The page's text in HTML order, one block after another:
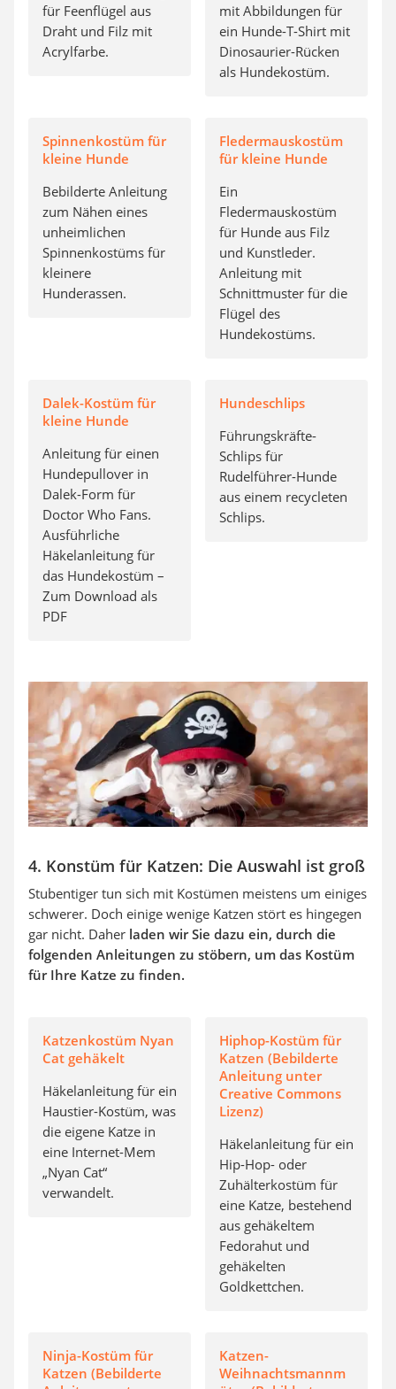
für Feenflügel aus
Draht und Filz mit
Acrylfarbe.
mit Abbildungen für
ein Hunde-T-Shirt mit
Dinosaurier-Rücken
als Hundekostüm.
Spinnenkostüm für
kleine Hunde
Bebilderte Anleitung
zum Nähen eines
unheimlichen
Spinnenkostüms für
kleinere
Hunderassen.
Fledermauskostüm
für kleine Hunde
Ein
Fledermauskostüm
für Hunde aus Filz
und Kunstleder.
Anleitung mit
Schnittmuster für die
Flügel des
Hundekostüms.
Dalek-Kostüm für
kleine Hunde
Anleitung für einen
Hundepullover in
Dalek-Form für
Doctor Who Fans.
Ausführliche
Häkelanleitung für
das Hundekostüm –
Zum Download als
PDF
Hundeschlips
Führungskräfte-
Schlips für
Rudelführer-Hunde
aus einem recycleten
Schlips.
4. Konstüm für Katzen: Die Auswahl ist groß
Stubentiger tun sich mit Kostümen meistens um einiges
schwerer. Doch einige wenige Katzen stört es hingegen
gar nicht. Daher laden wir Sie dazu ein, durch die
folgenden Anleitungen zu stöbern, um das Kostüm
für Ihre Katze zu finden.
Katzenkostüm Nyan
Cat gehäkelt
Häkelanleitung für ein
Haustier-Kostüm, was
die eigene Katze in
eine Internet-Mem
„Nyan Cat“
verwandelt.
Hiphop-Kostüm für
Katzen (Bebilderte
Anleitung unter
Creative Commons
Lizenz)
Häkelanleitung für ein
Hip-Hop- oder
Zuhälterkostüm für
eine Katze, bestehend
aus gehäkeltem
Fedorahut und
gehäkelten
Goldkettchen.
Ninja-Kostüm für
Katzen (Bebilderte
Katzen-
Weihnachtsmannm